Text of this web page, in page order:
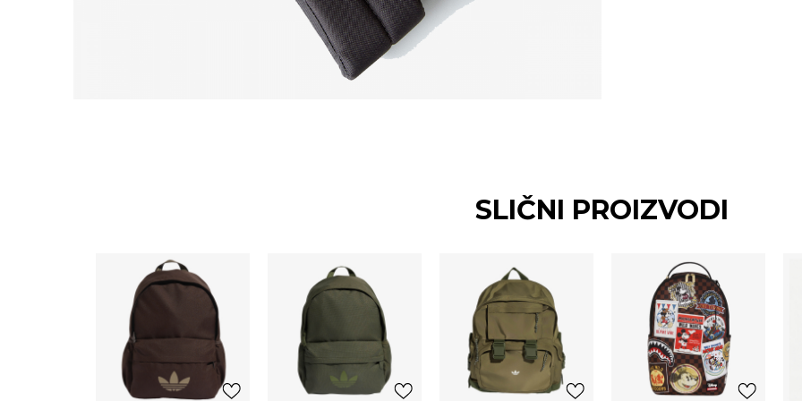
SLIČNI PROIZVODI